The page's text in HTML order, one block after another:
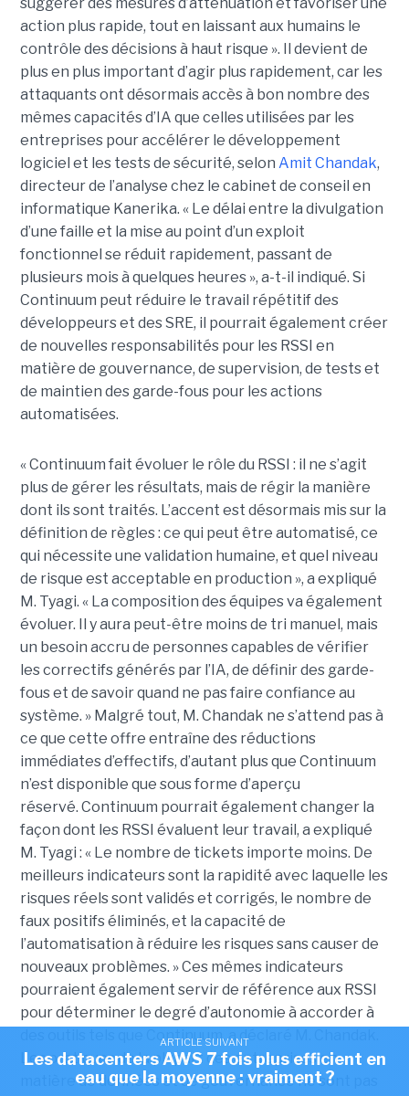
action plus rapide, tout en laissant aux humains le
contrôle des décisions à haut risque ». Il devient de
plus en plus important d’agir plus rapidement, car les
attaquants ont désormais accès à bon nombre des
mêmes capacités d’IA que celles utilisées par les
entreprises pour accélérer le développement
logiciel et les tests de sécurité, selon Amit Chandak,
directeur de l’analyse chez le cabinet de conseil en
informatique Kanerika. « Le délai entre la divulgation
d’une faille et la mise au point d’un exploit
fonctionnel se réduit rapidement, passant de
plusieurs mois à quelques heures », a-t-il indiqué. Si
Continuum peut réduire le travail répétitif des
développeurs et des SRE, il pourrait également créer
de nouvelles responsabilités pour les RSSI en
matière de gouvernance, de supervision, de tests et
de maintien des garde-fous pour les actions
automatisées.
« Continuum fait évoluer le rôle du RSSI : il ne s’agit
plus de gérer les résultats, mais de régir la manière
dont ils sont traités. L’accent est désormais mis sur la
définition de règles : ce qui peut être automatisé, ce
qui nécessite une validation humaine, et quel niveau
de risque est acceptable en production », a expliqué
M. Tyagi. « La composition des équipes va également
évoluer. Il y aura peut-être moins de tri manuel, mais
un besoin accru de personnes capables de vérifier
les correctifs générés par l’IA, de définir des garde-
fous et de savoir quand ne pas faire confiance au
système. » Malgré tout, M. Chandak ne s’attend pas à
ce que cette offre entraîne des réductions
immédiates d’effectifs, d’autant plus que Continuum
n’est disponible que sous forme d’aperçu
réservé. Continuum pourrait également changer la
façon dont les RSSI évaluent leur travail, a expliqué
M. Tyagi : « Le nombre de tickets importe moins. De
meilleurs indicateurs sont la rapidité avec laquelle les
risques réels sont validés et corrigés, le nombre de
faux positifs éliminés, et la capacité de
l’automatisation à réduire les risques sans causer de
nouveaux problèmes. »Ces mêmes indicateurs
pourraient également servir de référence aux RSSI
pour déterminer le degré d’autonomie à accorder à
des outils tels que Continuum, a déclaré M. Chandak.
Les pratiques de la plupart des entreprises en
matière de données et de gouvernance ne sont pas
ARTICLE SUIVANT
Les datacenters AWS 7 fois plus efficient en
eau que la moyenne : vraiment ?